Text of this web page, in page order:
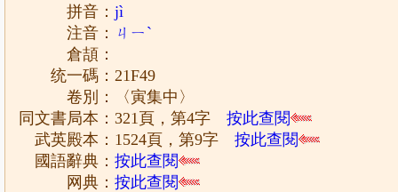
拼音：jì
注音： ㄐㄧˋ
倉頡：
统一碼：21F49
卷別：〈寅集中〉
同文書局本：321頁，第4字按此查閱
武英殿本：1524頁，第9字按此查閱
國語辭典：按此查閱
网典：按此查閱